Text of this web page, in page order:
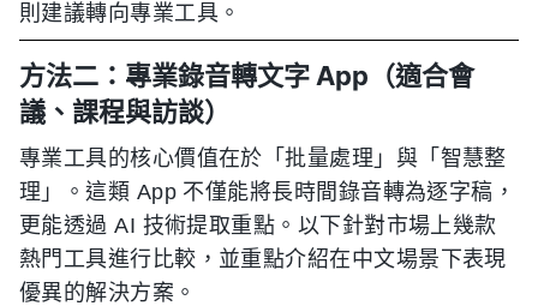
則建議轉向專業工具。
方法二：專業錄音轉文字 App（適合會
議、課程與訪談）
專業工具的核心價值在於「批量處理」與「智慧整
理」。這類 App 不僅能將長時間錄音轉為逐字稿，
更能透過 AI 技術提取重點。以下針對市場上幾款
熱門工具進行比較，並重點介紹在中文場景下表現
優異的解決方案。